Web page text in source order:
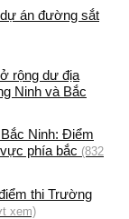
án đường sắt
rộng dư địa
Ninh và Bắc
Ninh: Điểm
phía bắc (832
thi Trường
xem)